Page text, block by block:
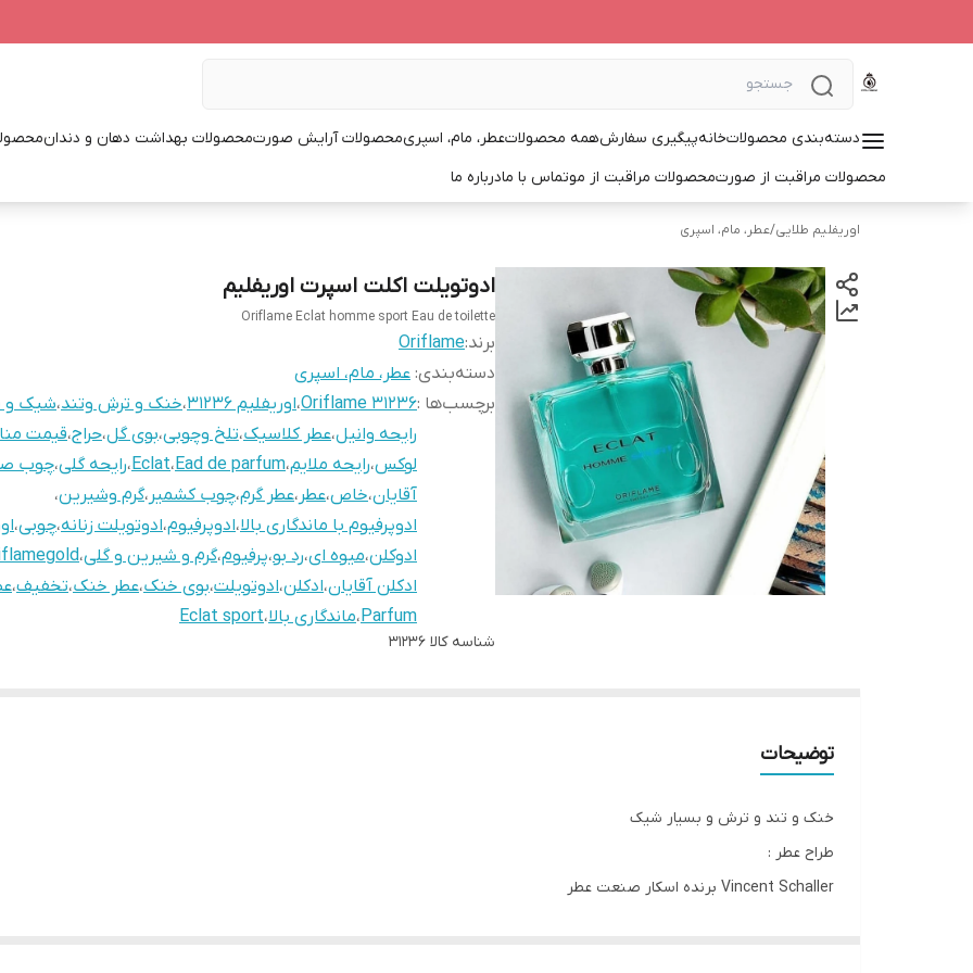
دسته‌بندی محصولاتخانهپیگیری سفارشهمه محصولاتعطر، مام، اسپریمحصولات آرایش صورتمحصولات بهداشت دهان و دندان
محصولات مراقبت از صورتمحصولات مراقبت از موتماس با مادرباره ما
اوریفلیم طلایی/عطر، مام، اسپری
ادوتویلت اکلت اسپرت اوریفلیم
Oriflame Eclat homme sport Eau de toilette
برند:Oriflame
دسته‌بندی: عطر، مام، اسپری
برچسب‌ها :Oriflame 31236،اوریفلیم 31236 ،خنک و ترش وتند،شیک و
رایحه وانیل،عطر کلاسیک،تلخ وچوبی،بوی گل،حراج،قیمت
لوکس،رایحه ملایم،Ead de parfum،Eclat،رایحه گلی،چوب
آقایان،خاص،عطر ،عطر گرم،چوب کشمیر ،گرم وشیرین،
ادوپرفیوم با ماندگاری بالا،ادوپرفیوم،ادوتویلت زنانه،چوبی،
ادوکلن،میوه ای،رد بو،پرفیوم،گرم و شیرین و گلی،
ادکلن آقایان،ادکلن،ادوتویلت،بوی خنک،عطر خنک،تخفیف،
Parfum،ماندگاری بالا،Eclat sport
شناسه کالا 31236
توضیحات
خنک و تند و ترش و بسیار شیک
طراح عطر :
Vincent Schaller برنده اسکار صنعت عطر